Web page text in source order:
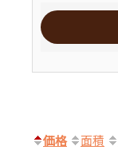
価格 面積